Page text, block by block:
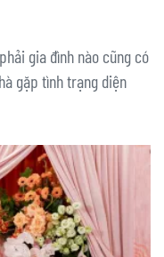
gia đình nào cũng có
gặp tình trạng diện